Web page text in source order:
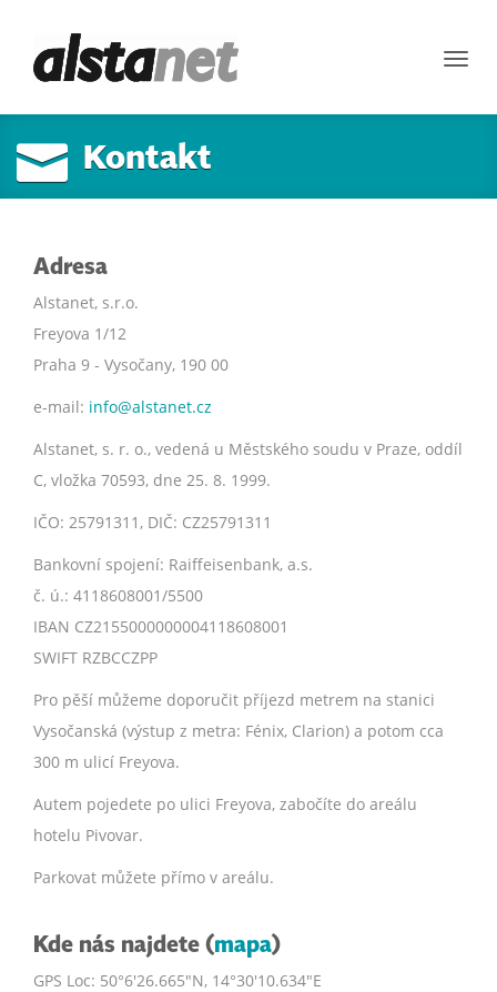
Kontakt
Adresa
Alstanet, s.r.o.
Freyova 1/12
Praha 9 - Vysočany, 190 00
e-mail: info@alstanet.cz
Alstanet, s. r. o., vedená u Městského soudu v Praze, oddíl
C, vložka 70593, dne 25. 8. 1999.
IČO: 25791311, DIČ: CZ25791311
Bankovní spojení: Raiffeisenbank, a.s.
č. ú.: 4118608001/5500
IBAN CZ2155000000004118608001
SWIFT RZBCCZPP
Pro pěší můžeme doporučit příjezd metrem na stanici
Vysočanská (výstup z metra: Fénix, Clarion) a potom cca
300 m ulicí Freyova.
Autem pojedete po ulici Freyova, zabočíte do areálu
hotelu Pivovar.
Parkovat můžete přímo v areálu.
Kde nás najdete (mapa)
GPS Loc: 50°6'26.665"N, 14°30'10.634"E